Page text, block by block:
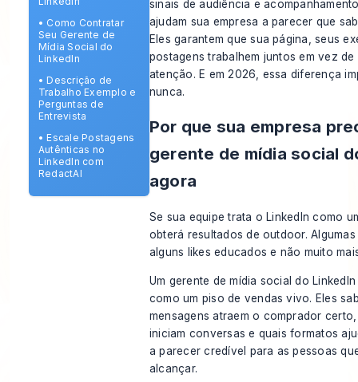
• Como Contratar
Seu Gerente de
Mídia Social do
LinkedIn
• Descrição de
Trabalho Exemplo e
Perguntas de
Entrevista
• Escale Postagens
Autênticas no
LinkedIn com
RedactAI
sinais de audiência e
ajudam sua empresa a parecer que
Eles garantem que sua página, seus
postagens trabalhem juntos em vez
atenção. E em 2026, essa diferença
nunca.
Por que sua empresa
gerente de mídia social
agora
Se sua equipe trata o LinkedIn como
obterá resultados de outdoor.
alguns likes educados e não muito
Um gerente de mídia social do
como um piso de vendas vivo. Eles
mensagens atraem o comprador
iniciam conversas e quais formatos
a parecer credível para as pessoas
alcançar.